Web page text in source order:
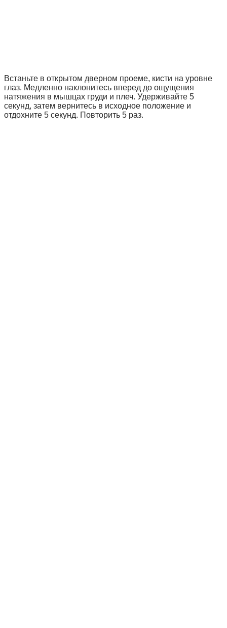
Встаньте в открытом дверном проеме, кисти на уровне
глаз. Медленно наклонитесь вперед до ощущения
натяжения в мышцах груди и плеч. Удерживайте 5
секунд, затем вернитесь в исходное положение и
отдохните 5 секунд. Повторить 5 раз.